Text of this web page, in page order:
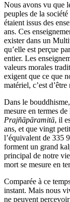
Nous avons vu que
peuples de la
étaient issus des
ans. Ces
exister dans un
qu’elle est perçue
entier. Les
valeurs morales
exigent que ce que
matériel, c’est
Dans le
mesure en termes
Prajñāpāramitā, il
ans, et que vingt
l’équivalent de 335
forment un grand
principal de notre
mort se mesure en
Comparée à ce
instant. Mais nous
ne peuvent